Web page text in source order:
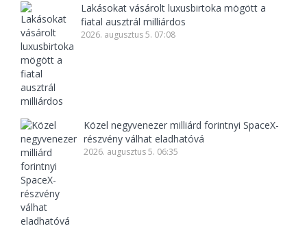
Lakásokat vásárolt luxusbirtoka mögött a
fiatal ausztrál milliárdos
2026. augusztus 5. 07:08
Közel negyvenezer milliárd forintnyi SpaceX-
részvény válhat eladhatóvá
2026. augusztus 5. 06:35